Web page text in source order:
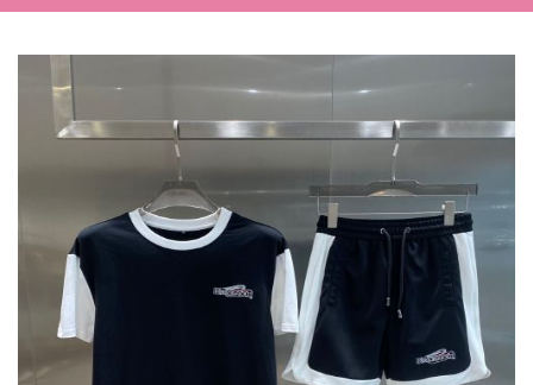
yoyocopys@gmail.com
2026人気特集
バッグ
財布
時計
服
ズボン
衣装セット
靴
住まい用品
アクセサリー
ベルト
スカーフ
アイフォーンケ
小物
当店は正真正銘のn級スーパーコピーのみ取扱い。最高品質の再現度を
2026春の新作続々更新中！期間中のご注文でお得な割引をご利用いただ
新作入荷！ルイ・ヴィトンスーパーコピー バッグ最新モデルが登場。